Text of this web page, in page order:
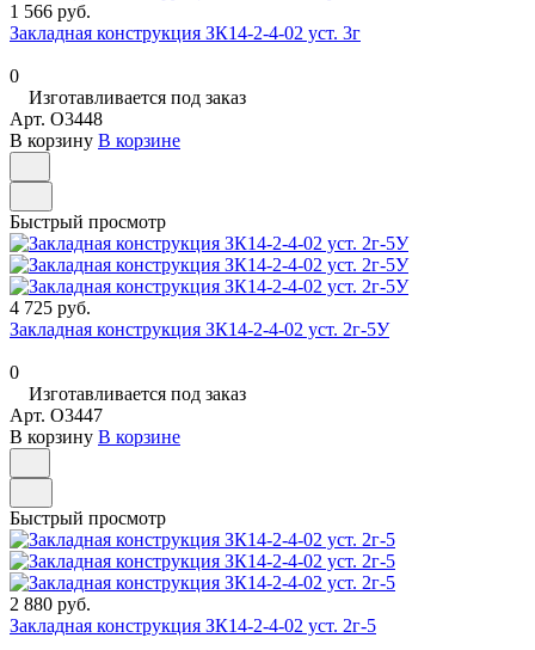
1 566 руб.
Закладная конструкция ЗК14-2-4-02 уст. 3г
0
Изготавливается под заказ
Арт. O3448
В корзину В корзине
Быстрый просмотр
4 725 руб.
Закладная конструкция ЗК14-2-4-02 уст. 2г-5У
0
Изготавливается под заказ
Арт. O3447
В корзину В корзине
Быстрый просмотр
2 880 руб.
Закладная конструкция ЗК14-2-4-02 уст. 2г-5